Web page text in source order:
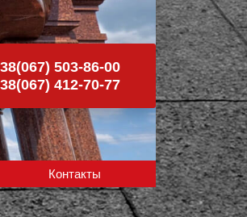
503-86-00
412-70-77
Контакты